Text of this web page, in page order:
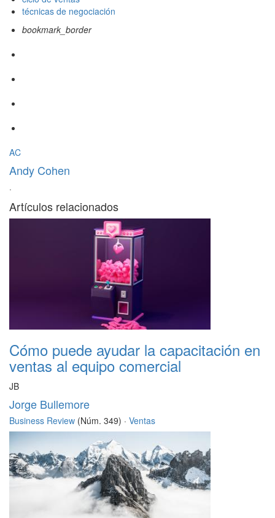
técnicas de negociación
bookmark_border
AC
Andy Cohen
·
Artículos relacionados
Cómo puede ayudar la capacitación en
ventas al equipo comercial
JB
Jorge Bullemore
Business Review (Núm. 349) · Ventas